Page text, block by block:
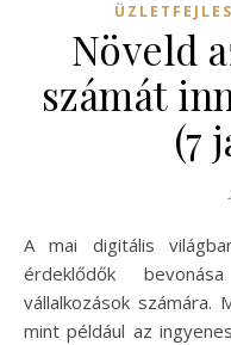
Növeld
számát
(7
A mai digitális világban a figyelem felkeltése és az
érdeklődők
vállalkozások számára.
mint például az